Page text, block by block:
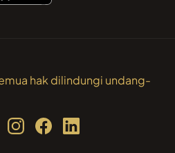
hak dilindungi undang-